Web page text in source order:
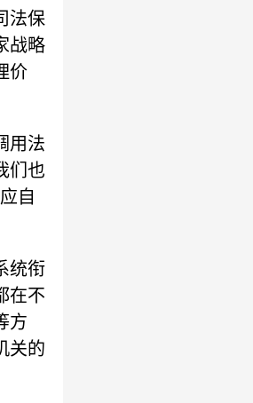
法保
战略
价
用法
们也
自
统衔
在不
方
关的